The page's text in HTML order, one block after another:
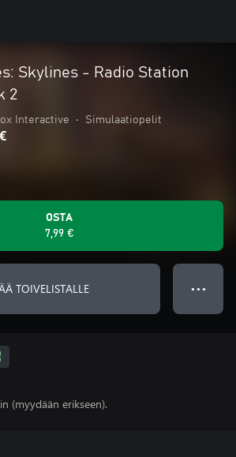
Skylines - Radio Station
2
Interactive • Simulaatiopelit
OSTA
7,99 €
TOIVELISTALLE ● ● ●
(myydään erikseen).